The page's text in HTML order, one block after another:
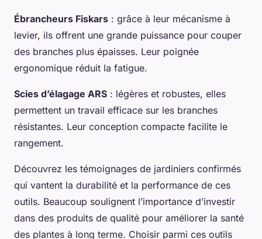
Ébrancheurs Fiskars : grâce à leur mécanisme à
levier, ils offrent une grande puissance pour couper
des branches plus épaisses. Leur poignée
ergonomique réduit la fatigue.
Scies d’élagage ARS : légères et robustes, elles
permettent un travail efficace sur les branches
résistantes. Leur conception compacte facilite le
rangement.
Découvrez les témoignages de jardiniers confirmés
qui vantent la durabilité et la performance de ces
outils. Beaucoup soulignent l’importance d’investir
dans des produits de qualité pour améliorer la santé
des plantes à long terme. Choisir parmi ces outils